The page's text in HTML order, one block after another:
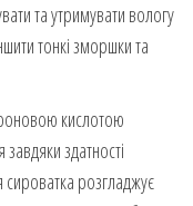
та утримувати вологу
тонкі зморшки та
кислотою
здатності
сироватка розгладжує